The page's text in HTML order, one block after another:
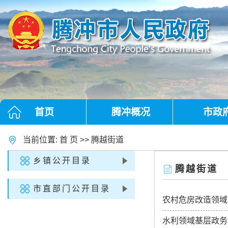
首页 腾冲概况 市政
当前位置: 首 页 >> 腾越街道
腾越街道
农村危房改造领
水利领域基层政
乡镇公开目录
市直部门公开目录